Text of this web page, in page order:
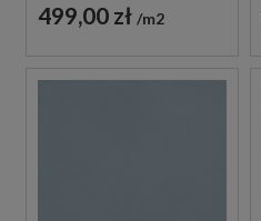
499,00 zł m2